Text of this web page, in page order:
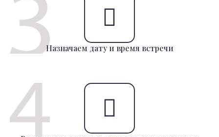
Назначаем дату и время встречи